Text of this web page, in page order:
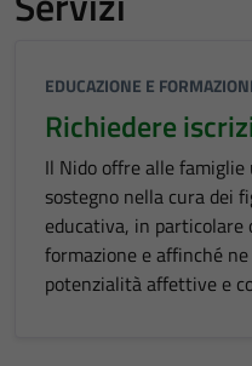
EDUCAZIONE E
Richiedere
Il Nido offre alle
sostegno nella cura dei
educativa, in particolare
formazione e affinché
potenzialità affettive e